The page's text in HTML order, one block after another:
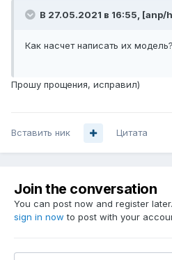
В 27.05.2021 в 16:55, [anp/
Как насчет написать их модель?
Прошу прощения, исправил)
Вставить ник Цитата
Join the conversation
You can post now and register
sign in now to post with your